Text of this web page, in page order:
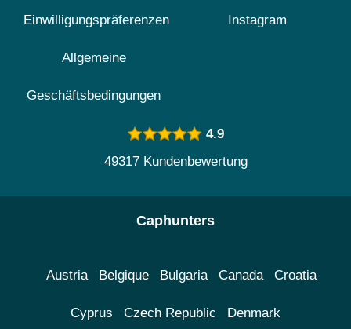
Einwilligungspräferenzen
Allgemeine
Geschäftsbedingungen
Instagram
4.9
49317 Kundenbewertung
Caphunters
Austria Belgique Bulgaria Canada Croatia
Cyprus Czech Republic Denmark